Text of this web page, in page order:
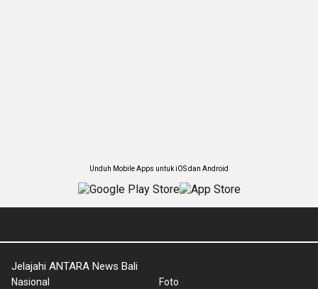
Unduh Mobile Apps untuk iOS dan Android
Jelajahi ANTARA News Bali
Nasional
Foto